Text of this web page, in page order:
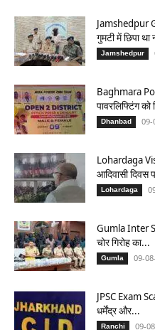
Jamshedpur
गुमटी में छिपा
Jamshedpur
Baghmara
पावरलिफ्टिंग
Dhanbad 09-
Lohardaga
आदिवासी दिवस
Lohardaga
Gumla Inter
चोर गिरोह का...
Gumla 09-
JPSC Exam
धर्मेंद्र और...
Ranchi 09-